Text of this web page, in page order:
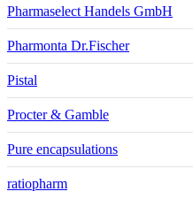
Pharmaselect Handels GmbH
Pharmonta Dr.Fischer
Pistal
Procter & Gamble
Pure encapsulations
ratiopharm